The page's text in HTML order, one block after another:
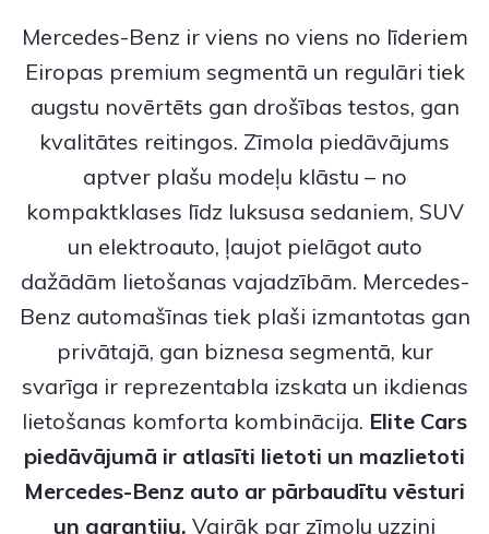
Mercedes-Benz ir viens no viens no līderiem
Eiropas premium segmentā un regulāri tiek
augstu novērtēts gan drošības testos, gan
kvalitātes reitingos. Zīmola piedāvājums
aptver plašu modeļu klāstu – no
kompaktklases līdz luksusa sedaniem, SUV
un elektroauto, ļaujot pielāgot auto
dažādām lietošanas vajadzībām. Mercedes-
Benz automašīnas tiek plaši izmantotas gan
privātajā, gan biznesa segmentā, kur
svarīga ir reprezentabla izskata un ikdienas
lietošanas komforta kombinācija. Elite Cars
piedāvājumā ir atlasīti lietoti un mazlietoti
Mercedes-Benz auto ar pārbaudītu vēsturi
un garantiju. Vairāk par zīmolu uzzini